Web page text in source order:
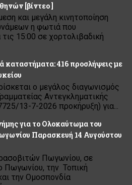
[βίντεο ]
και μεγάλη κινητοποίηση
η φωτιά που
15:00 σε χορτολιβαδική
καταστήματα: 416 προσλήψεις με
ο μεγάλος διαγωνισμός
Αντεγκληματικής
13-7-2026 προκήρυξη) για...
για το Ολοκαύτωμα του
Παρασκευή 14 Αυγούστου
Πωγωνίου, σε
Πωγωνίου, την Τοπική
την Ομοσπονδία